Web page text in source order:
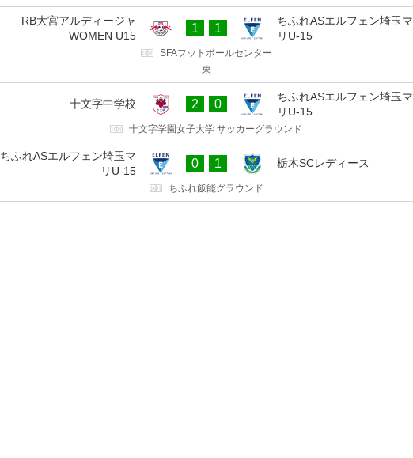
RB大宮アルディージャ
WOMEN U15
1 1
ちふれASエルフェン埼玉マ
リU-15
SFAフットボールセンター
東
十文字中学校 2 0
ちふれASエルフェン埼玉マ
リU-15
十文字学園女子大学 サッカーグラウンド
ちふれASエルフェン埼玉マ
リU-15
0 1 栃木SCレディース
ちふれ飯能グラウンド